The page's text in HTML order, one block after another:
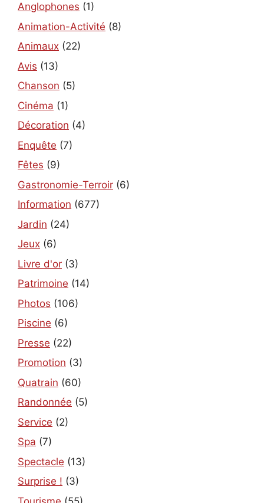
Anglophones (1)
Animation-Activité (8)
Animaux (22)
Avis (13)
Chanson (5)
Cinéma (1)
Décoration (4)
Enquête (7)
Fêtes (9)
Gastronomie-Terroir (6)
Information (677)
Jardin (24)
Jeux (6)
Livre d'or (3)
Patrimoine (14)
Photos (106)
Piscine (6)
Presse (22)
Promotion (3)
Quatrain (60)
Randonnée (5)
Service (2)
Spa (7)
Spectacle (13)
Surprise ! (3)